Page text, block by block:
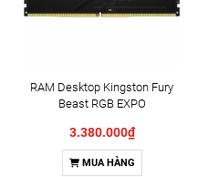
RAM Desktop Kingston Fury
Beast RGB EXPO
32/KF560C36BBE2AK2-
32WP) 32GB (2x16GB) DDR5
6000MHz
3.380.000₫
MUA HÀNG